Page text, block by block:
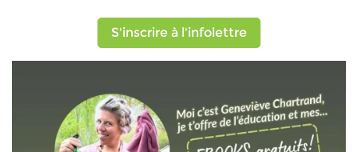
S'inscrire à l'infolettre